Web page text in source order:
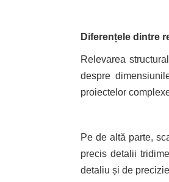
Diferențele dintre
Relevarea
despre
proiectelor
Pe de altă parte,
precis detalii
detaliu și de